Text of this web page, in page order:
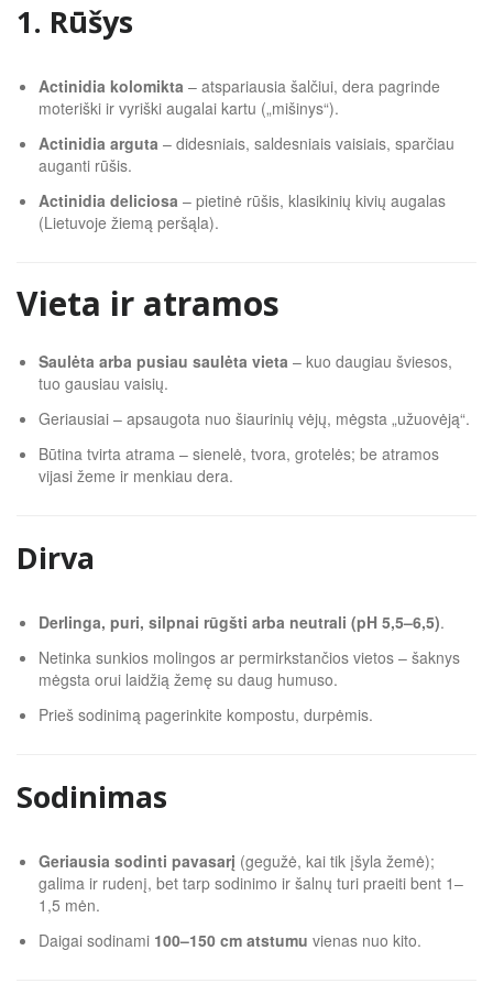
1. Rūšys
Actinidia kolomikta – atspariausia šalčiui, dera pagrinde
moteriški ir vyriški augalai kartu („mišinys“).
Actinidia arguta – didesniais, saldesniais vaisiais, sparčiau
auganti rūšis.
Actinidia deliciosa – pietinė rūšis, klasikinių kivių augalas
(Lietuvoje žiemą peršąla).
Vieta ir atramos
Saulėta arba pusiau saulėta vieta – kuo daugiau šviesos,
tuo gausiau vaisių.
Geriausiai – apsaugota nuo šiaurinių vėjų, mėgsta „užuovėją“.
Būtina tvirta atrama – sienelė, tvora, grotelės; be atramos
vijasi žeme ir menkiau dera.
Dirva
Derlinga, puri, silpnai rūgšti arba neutrali (pH 5,5–6,5).
Netinka sunkios molingos ar permirkstančios vietos – šaknys
mėgsta orui laidžią žemę su daug humuso.
Prieš sodinimą pagerinkite kompostu, durpėmis.
Sodinimas
Geriausia sodinti pavasarį (gegužė, kai tik įšyla žemė);
galima ir rudenį, bet tarp sodinimo ir šalnų turi praeiti bent 1–
1,5 mėn.
Daigai sodinami 100–150 cm atstumu vienas nuo kito.